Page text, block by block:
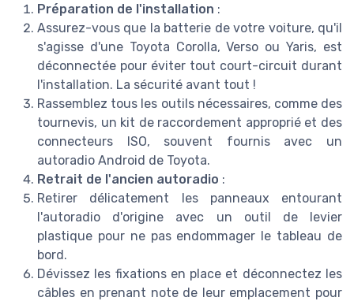
Préparation de l'installation :
Assurez-vous que la batterie de votre voiture, qu'il
s'agisse d'une Toyota Corolla, Verso ou Yaris, est
déconnectée pour éviter tout court-circuit durant
l'installation. La sécurité avant tout !
Rassemblez tous les outils nécessaires, comme des
tournevis, un kit de raccordement approprié et des
connecteurs ISO, souvent fournis avec un
autoradio Android de Toyota.
Retrait de l'ancien autoradio :
Retirer délicatement les panneaux entourant
l'autoradio d'origine avec un outil de levier
plastique pour ne pas endommager le tableau de
bord.
Dévissez les fixations en place et déconnectez les
câbles en prenant note de leur emplacement pour